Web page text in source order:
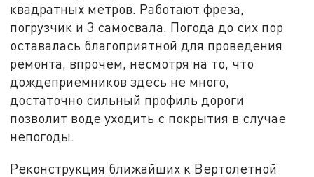
квадратных метров. Работают фреза,
погрузчик и 3 самосвала. Погода до сих пор
оставалась благоприятной для проведения
ремонта, впрочем, несмотря на то, что
дождеприемников здесь не много,
достаточно сильный профиль дороги
позволит воде уходить с покрытия в случае
непогоды.
Реконструкция ближайших к Вертолетной